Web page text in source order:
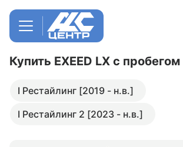
Купить EXEED LX с пробегом
I Рестайлинг [2019 - н.в.]
I Рестайлинг 2 [2023 - н.в.]